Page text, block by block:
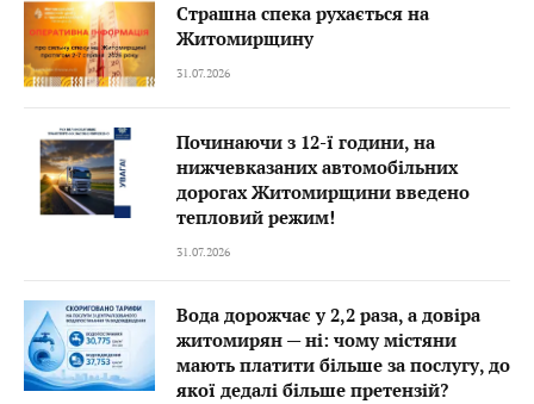
Страшна спека рухається на
Житомирщину
31.07.2026
Починаючи з 12-ї години, на
нижчевказаних автомобільних
дорогах Житомирщини введено
тепловий режим!
31.07.2026
Вода дорожчає у 2,2 раза, а довіра
житомирян — ні: чому містяни
мають платити більше за послугу, до
якої дедалі більше претензій?